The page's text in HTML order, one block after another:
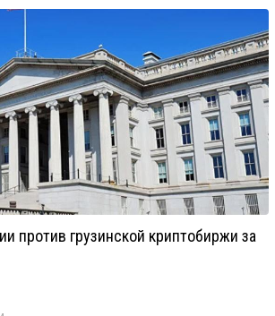
против грузинской криптобиржи за